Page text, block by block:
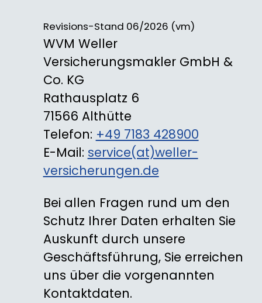
Revisions-Stand 06/2026 (vm)
WVM Weller
Versicherungsmakler GmbH &
Co. KG
Rathausplatz 6
71566 Althütte
Telefon: +49 7183 428900
E-Mail: service(at)weller-
versicherungen.de
Bei allen Fragen rund um den
Schutz Ihrer Daten erhalten Sie
Auskunft durch unsere
Geschäftsführung, Sie erreichen
uns über die vorgenannten
Kontaktdaten.